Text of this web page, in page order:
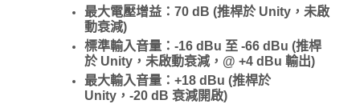
最大電壓增益：70 dB (推桿於 Unity，未啟
動衰減)
標準輸入音量：-16 dBu 至 -66 dBu (推桿
於 Unity，未啟動衰減，@ +4 dBu 輸出)
最大輸入音量：+18 dBu (推桿於
Unity，-20 dB 衰減開啟)